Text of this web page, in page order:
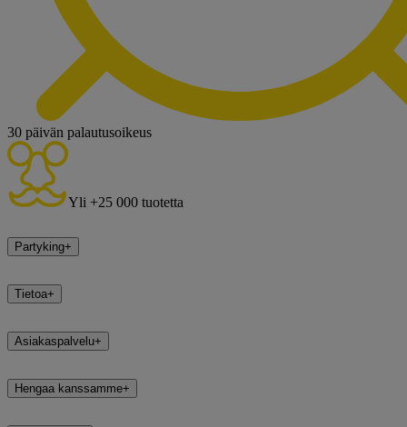
30 päivän palautusoikeus
Yli +25 000 tuotetta
Partyking+
Tietoa+
Asiakaspalvelu+
Hengaa kanssamme+